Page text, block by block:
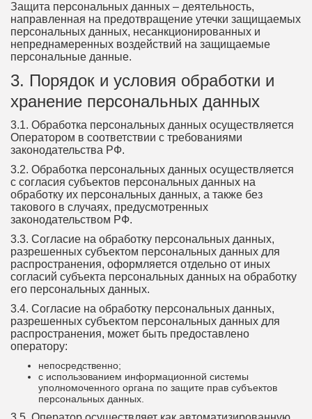
Защита персональных данных – деятельность,
направленная на предотвращение утечки защищаемых
персональных данных, несанкционированных и
непреднамеренных воздействий на защищаемые
персональные данные.
3. Порядок и условия обработки и
хранение персональных данных
3.1. Обработка персональных данных осуществляется
Оператором в соответствии с требованиями
законодательства РФ.
3.2. Обработка персональных данных осуществляется
с согласия субъектов персональных данных на
обработку их персональных данных, а также без
такового в случаях, предусмотренных
законодательством РФ.
3.3. Согласие на обработку персональных данных,
разрешенных субъектом персональных данных для
распространения, оформляется отдельно от иных
согласий субъекта персональных данных на обработку
его персональных данных.
3.4. Согласие на обработку персональных данных,
разрешенных субъектом персональных данных для
распространения, может быть предоставлено
оператору:
непосредственно;
с использованием информационной системы
уполномоченного органа по защите прав субъектов
персональных данных.